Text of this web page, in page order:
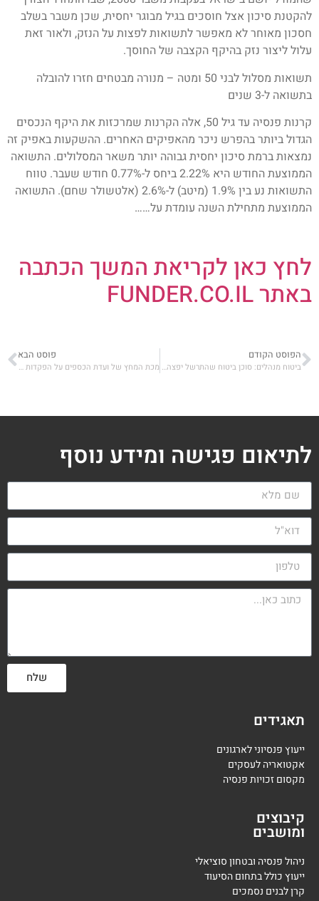
להקטנת סיכון אצל חוסכים בגיל מבוגר יחסית, שכן משבר בשלב
חסכון מאוחר לא מאפשר לתשואות לפצות על הנזק, ולאור זאת
עלול ליצור נזק בהיקף הקצבה של החוסך.
תשואות מסלול לבני 50 ומטה – מנורה מבטחים חזרו להובלה
בתשואה ל-3 שנים
קרנות פנסיה עד גיל 50, אלה הקרנות שמרכזות את היקף הנכסים
הגדול ביותר בהפרש ניכר מהאפיקים האחרים. ההשקעות באפיק זה
נמצאות ברמת סיכון יחסית גבוהה יותר משאר המסלולים. התשואה
הממוצעת החודש היא 2.22% ביחס ל-0.77% חודש שעבר. טווח
התשואות נע בין 1.9% (מיטב) ל-2.6% (אלטשולר שחם). התשואה
הממוצעת מתחילת השנה עומדת על……
לחץ כאן לקריאת המשך הכתבה
באתר FUNDER.CO.IL
הפוסט הקודם
ביטוח מנהלים: סוכן ביטוח שהתרשל יפצה לקוחה ב-100 אלף שקל
פוסט הבא
מכת המחץ של ועדת הכספים על הפקדות חדשות לביטוחי מנהלים
לתיאום פגישה ומידע נוסף
שלח
תאגידים
ייעוץ פנסיוני לארגונים
אקטואריה לעסקים
מקסום זכויות פנסיה
קיבוצים
ומושבים
ניהול פנסיה ובטחון סוציאלי
ייעוץ כולל בתחום הסיעוד
קרן לבנים נסמכים